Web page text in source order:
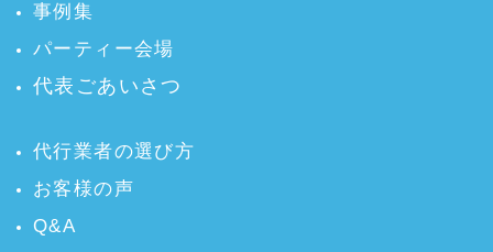
事例集
パーティー会場
代表ごあいさつ
代行業者の選び方
お客様の声
Q&A